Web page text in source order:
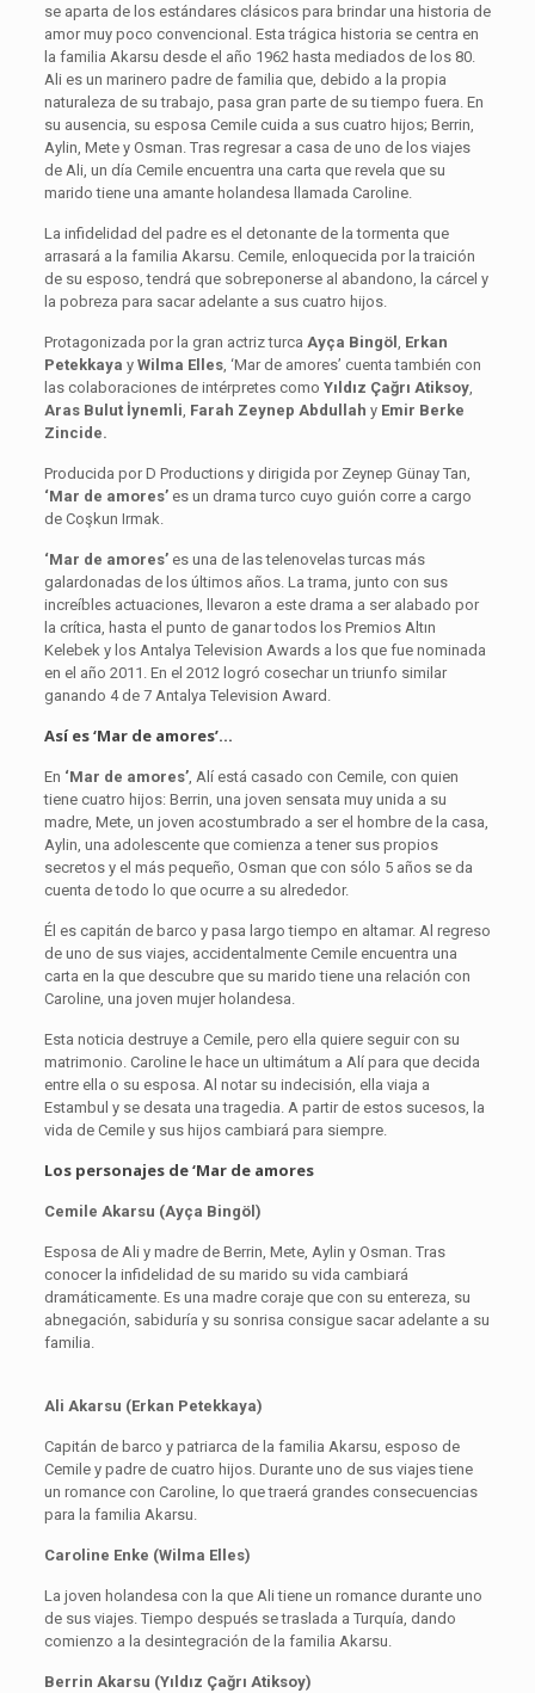
se aparta de los estándares clásicos para brindar una historia de
amor muy poco convencional. Esta trágica historia se centra en
la familia Akarsu desde el año 1962 hasta mediados de los 80.
Ali es un marinero padre de familia que, debido a la propia
naturaleza de su trabajo, pasa gran parte de su tiempo fuera. En
su ausencia, su esposa Cemile cuida a sus cuatro hijos; Berrin,
Aylin, Mete y Osman. Tras regresar a casa de uno de los viajes
de Ali, un día Cemile encuentra una carta que revela que su
marido tiene una amante holandesa llamada Caroline.
La infidelidad del padre es el detonante de la tormenta que
arrasará a la familia Akarsu. Cemile, enloquecida por la traición
de su esposo, tendrá que sobreponerse al abandono, la cárcel y
la pobreza para sacar adelante a sus cuatro hijos.
Protagonizada por la gran actriz turca Ayça Bingöl Erkan
Petekkaya y Wilma Elles, ‘Mar de amores’ cuenta también con
las colaboraciones de intérpretes como Yıldız Çağrı Atiksoy,
Aras Bulut İynemli Farah Zeynep Abdullah y Emir Berke
Zincide.
Producida por D Productions y dirigida por Zeynep Günay Tan,
‘Mar de amores’es un drama turco cuyo guión corre a cargo
de Coşkun Irmak.
‘Mar de amores’es una de las telenovelas turcas más
galardonadas de los últimos años. La trama, junto con sus
increíbles actuaciones, llevaron a este drama a ser alabado por
la crítica, hasta el punto de ganar todos los Premios Altın
Kelebek y los Antalya Television Awards a los que fue nominada
en el año 2011. En el 2012 logró cosechar un triunfo similar
ganando 4 de 7 Antalya Television Award.
Así es ‘Mar de amores’…
En ‘Mar de amores’, Alí está casado con Cemile, con quien
tiene cuatro hijos: Berrin, una joven sensata muy unida a su
madre, Mete, un joven acostumbrado a ser el hombre de la casa,
Aylin, una adolescente que comienza a tener sus propios
secretos y el más pequeño, Osman que con sólo 5 años se da
cuenta de todo lo que ocurre a su alrededor.
Él es capitán de barco y pasa largo tiempo en altamar. Al regreso
de uno de sus viajes, accidentalmente Cemile encuentra una
carta en la que descubre que su marido tiene una relación con
Caroline, una joven mujer holandesa.
Esta noticia destruye a Cemile, pero ella quiere seguir con su
matrimonio. Caroline le hace un ultimátum a Alí para que decida
entre ella o su esposa. Al notar su indecisión, ella viaja a
Estambul y se desata una tragedia. A partir de estos sucesos, la
vida de Cemile y sus hijos cambiará para siempre.
Los personajes de ‘Mar de amores
Cemile Akarsu (Ayça Bingöl)
Esposa de Ali y madre de Berrin, Mete, Aylin y Osman. Tras
conocer la infidelidad de su marido su vida cambiará
dramáticamente. Es una madre coraje que con su entereza, su
abnegación, sabiduría y su sonrisa consigue sacar adelante a su
familia.
Ali Akarsu (Erkan Petekkaya)
Capitán de barco y patriarca de la familia Akarsu, esposo de
Cemile y padre de cuatro hijos. Durante uno de sus viajes tiene
un romance con Caroline, lo que traerá grandes consecuencias
para la familia Akarsu.
Caroline Enke (Wilma Elles)
La joven holandesa con la que Ali tiene un romance durante uno
de sus viajes. Tiempo después se traslada a Turquía, dando
comienzo a la desintegración de la familia Akarsu.
Berrin Akarsu (Yıldız Çağrı Atiksoy)